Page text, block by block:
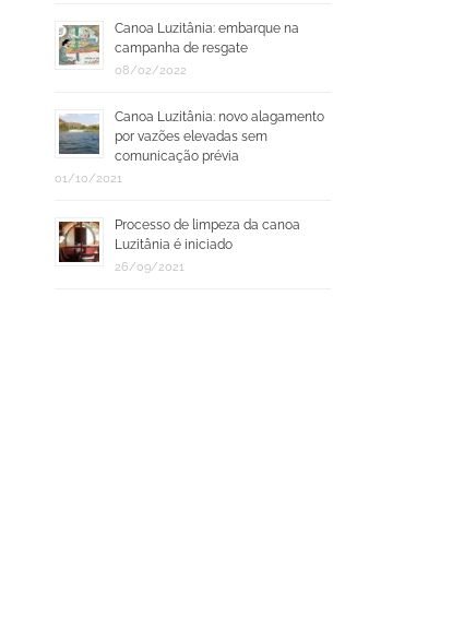
Canoa Luzitânia: embarque na
campanha de resgate
08/02/2022
Canoa Luzitânia: novo alagamento
por vazões elevadas sem
comunicação prévia
01/10/2021
Processo de limpeza da canoa
Luzitânia é iniciado
26/09/2021